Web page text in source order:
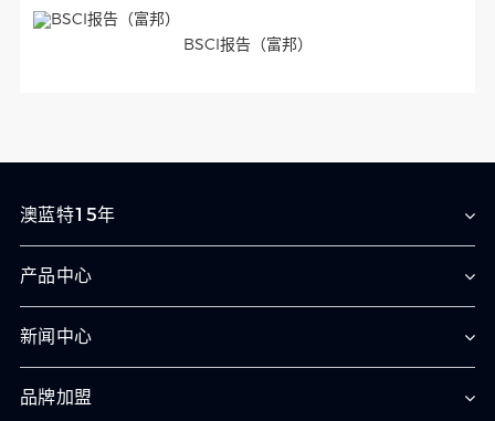
BSCI报告（富邦）
澳蓝特15年
产品中心
新闻中心
品牌加盟